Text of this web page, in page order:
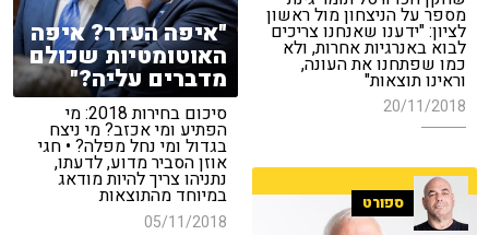
מספר על הניצחון מול ראשון
לציון: "ידענו שאנחנו צריכים
לבוא באנרגיות אחרות, ולא
כמו שפתחנו את העונה,
וראינו תוצאות"
20/11/2018
"איפה העדר? איפה
האוטומטיות שכולם
מדברים עליה?"
סיכום בחירות 2018: מי
הפתיע ומי אכזב? מי ניצח
בגדול ומי נחל מפלה? • חגי
אוזן הסביר מדוע, לדעתו,
נתניהו צריך להיות מודאג
במיוחד מהתוצאות
05/11/2018
ספורט